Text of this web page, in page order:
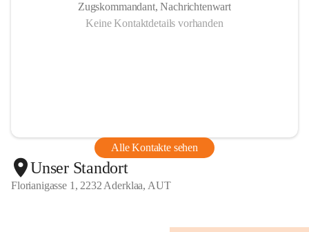
Zugskommandant, Nachrichtenwart
Keine Kontaktdetails vorhanden
Alle Kontakte sehen
Unser Standort
Florianigasse 1, 2232 Aderklaa, AUT